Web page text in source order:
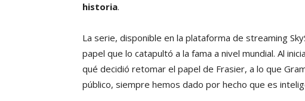
historia.
La serie, disponible en la plataforma de streaming
papel que lo catapultó a la fama a nivel mundial. Al
qué decidió retomar el papel de Frasier, a lo que
público, siempre hemos dado por hecho que es